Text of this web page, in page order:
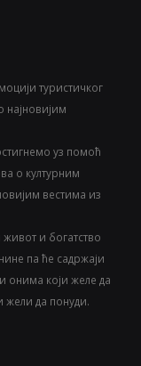
туристичког
најновијим
уз помоћ
о културним
вестима из
и богатство
па ће садржаји
онима који желе да
жели да понуди.